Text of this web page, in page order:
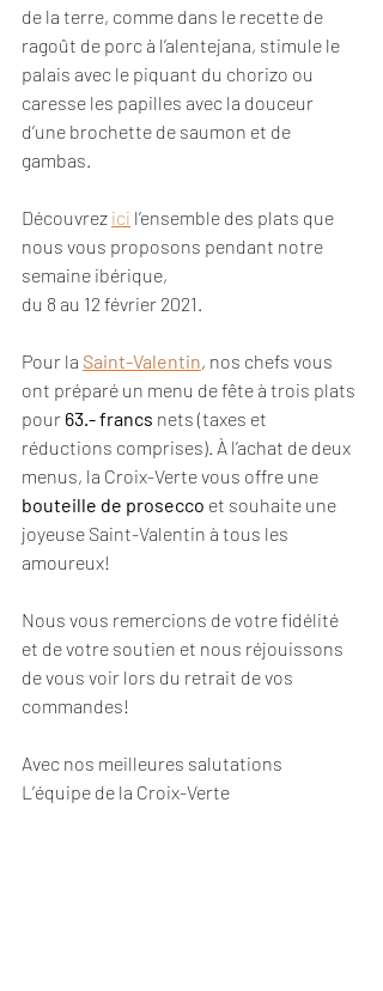
de la terre, comme dans le recette de
ragoût de porc à l’alentejana, stimule le
palais avec le piquant du chorizo ou
caresse les papilles avec la douceur
d’une brochette de saumon et de
gambas.
Découvrez ici l’ensemble des plats que
nous vous proposons pendant notre
semaine ibérique,
du 8 au 12 février 2021.
Pour la Saint-Valentin, nos chefs vous
ont préparé un menu de fête à trois plats
pour 63.- francs nets (taxes et
réductions comprises). À l’achat de deux
menus, la Croix-Verte vous offre une
bouteille de prosecco et souhaite une
joyeuse Saint-Valentin à tous les
amoureux!
Nous vous remercions de votre fidélité
et de votre soutien et nous réjouissons
de vous voir lors du retrait de vos
commandes!
Avec nos meilleures salutations
L’équipe de la Croix-Verte